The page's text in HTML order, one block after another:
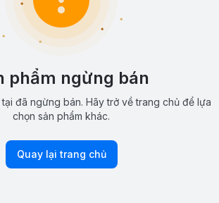
phẩm ngừng bán
đã ngừng bán. Hãy trở về trang chủ để lựa
chọn sản phẩm khác.
Quay lại trang chủ